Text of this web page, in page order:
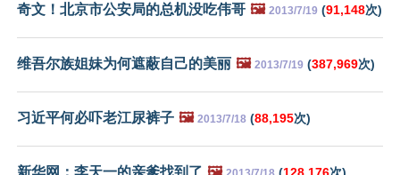
奇文！北京市公安局的总机没吃伟哥 🖼️ 2013/7/19 (91,148次)
维吾尔族姐妹为何遮蔽自己的美丽 🖼️ 2013/7/19 (387,969次)
习近平何必吓老江尿裤子 🖼️ 2013/7/18 (88,195次)
新华网：李天一的亲爹找到了 🖼️ (128,176次)